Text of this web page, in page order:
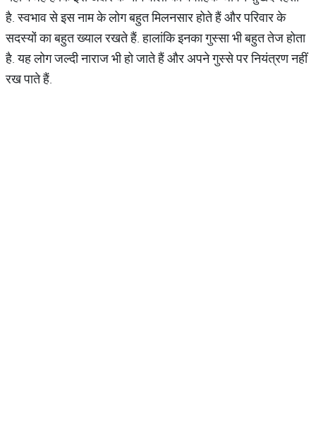
है. स्वभाव से इस नाम के लोग बहुत मिलनसार होते हैं और परिवार के
सदस्यों का बहुत ख्याल रखते हैं. हालांकि इनका गुस्सा भी बहुत तेज होता
है. यह लोग जल्दी नाराज भी हो जाते हैं और अपने गुस्से पर नियंत्रण नहीं
रख पाते हैं.